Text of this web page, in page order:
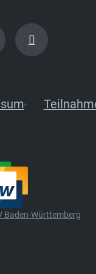
Baden-Württemberg